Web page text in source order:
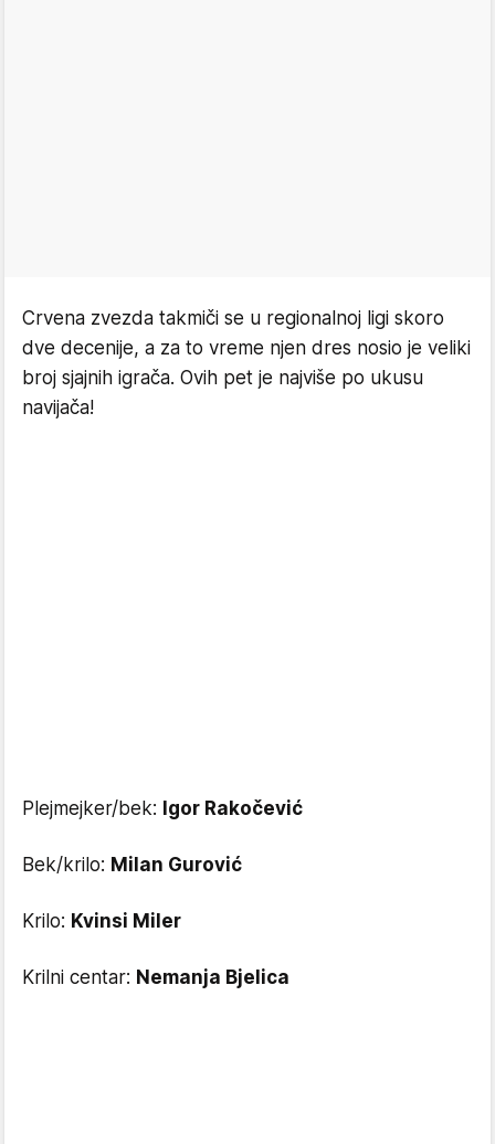
Crvena zvezda takmiči se u regionalnoj ligi skoro
dve decenije, a za to vreme njen dres nosio je veliki
broj sjajnih igrača. Ovih pet je najviše po ukusu
navijača!
Plejmejker/bek: Igor Rakočević
Bek/krilo: Milan Gurović
Krilo: Kvinsi Miler
Krilni centar: Nemanja Bjelica